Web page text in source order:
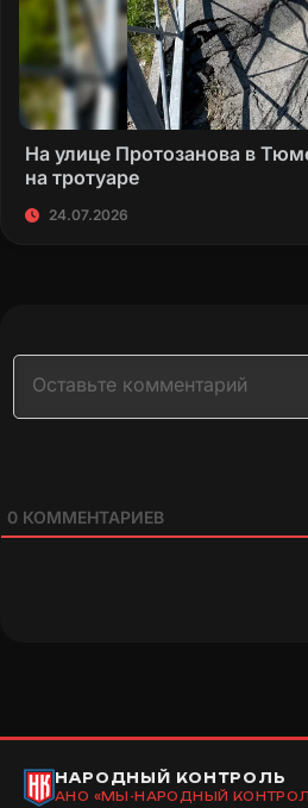
На улице Протозанова в
на тротуаре
24.07.2026
0 КОММЕНТАРИЕВ
НАРОДНЫЙ КОНТРОЛЬ
АНО «МЫ-НАРОДНЫЙ